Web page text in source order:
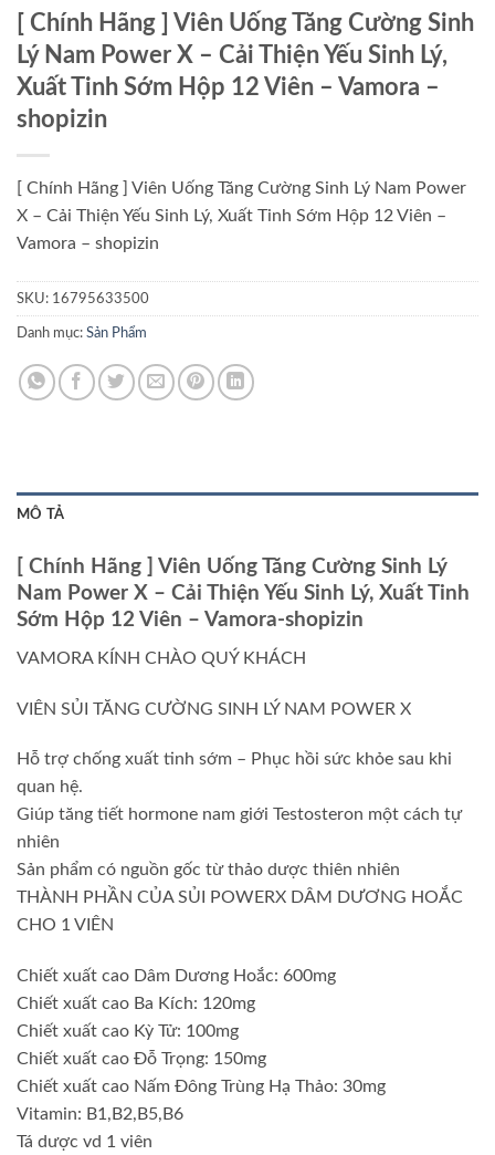
[ Chính Hãng ] Viên Uống Tăng Cường Sinh
Lý Nam Power X – Cải Thiện Yếu Sinh Lý,
Xuất Tinh Sớm Hộp 12 Viên – Vamora –
shopizin
[ Chính Hãng ] Viên Uống Tăng Cường Sinh Lý Nam Power
X – Cải Thiện Yếu Sinh Lý, Xuất Tinh Sớm Hộp 12 Viên –
Vamora – shopizin
SKU: 16795633500
Danh mục: Sản Phẩm
MÔ TẢ
[ Chính Hãng ] Viên Uống Tăng Cường Sinh Lý
Nam Power X – Cải Thiện Yếu Sinh Lý, Xuất Tinh
Sớm Hộp 12 Viên – Vamora-shopizin
VAMORA KÍNH CHÀO QUÝ KHÁCH
VIÊN SỦI TĂNG CƯỜNG SINH LÝ NAM POWER X
Hỗ trợ chống xuất tinh sớm – Phục hồi sức khỏe sau khi
quan hệ.
Giúp tăng tiết hormone nam giới Testosteron một cách tự
nhiên
Sản phẩm có nguồn gốc từ thảo dược thiên nhiên
THÀNH PHẦN CỦA SỦI POWERX DÂM DƯƠNG HOẮC
CHO 1 VIÊN
Chiết xuất cao Dâm Dương Hoắc: 600mg
Chiết xuất cao Ba Kích: 120mg
Chiết xuất cao Kỳ Tử: 100mg
Chiết xuất cao Đỗ Trọng: 150mg
Chiết xuất cao Nấm Đông Trùng Hạ Thảo: 30mg
Vitamin: B1,B2,B5,B6
Tá dược vd 1 viên